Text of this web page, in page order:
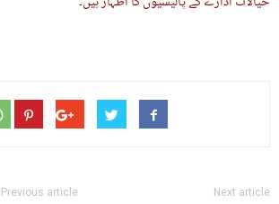
Previous article Next article